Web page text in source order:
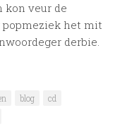
kon veur de
popmeziek het mit
derbie.
blog
cd